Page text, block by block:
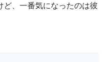
ど、一番気になったのは彼